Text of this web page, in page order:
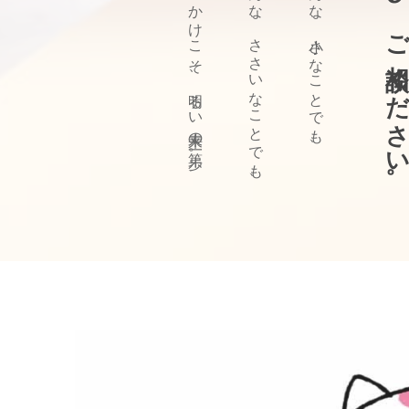
ぜひ、ご相
どんな、小さなことでも、
どんな、ささいなことでも、
きっかけこそ、明るい未来の第一歩。